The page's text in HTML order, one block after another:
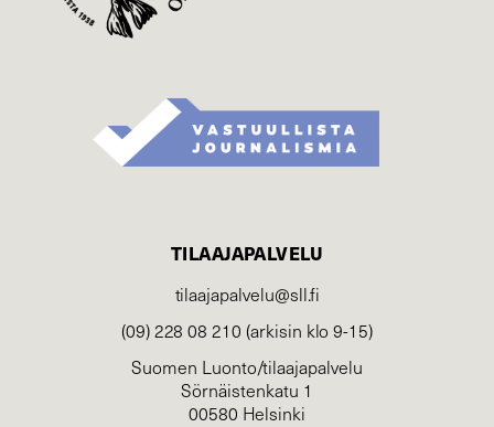
TILAAJAPALVELU
tilaajapalvelu@sll.fi
(09) 228 08 210 (arkisin klo 9-15)
Suomen Luonto/tilaajapalvelu
Sörnäistenkatu 1
00580 Helsinki